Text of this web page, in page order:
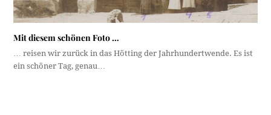
Mit diesem schönen Foto …
… reisen wir zurück in das Hötting der Jahrhundertwende. Es ist
ein schöner Tag, genau…